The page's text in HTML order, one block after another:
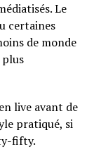
Le
certaines
de monde
live avant de
pratiqué, si
fifty.